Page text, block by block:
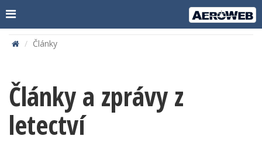
Články
Články a zprávy z
letectví